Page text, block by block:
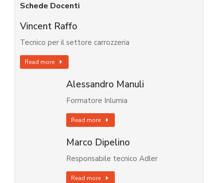
Schede Docenti
Vincent Raffo
Tecnico per il settore carrozzeria
Read more
Alessandro Manuli
Formatore Inlumia
Read more
Marco Dipelino
Responsabile tecnico Adler
Read more